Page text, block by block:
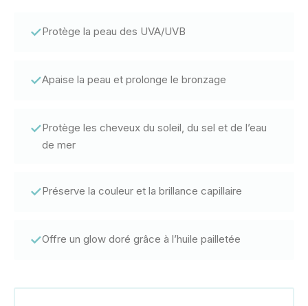
✓Protège la peau des UVA/UVB
✓Apaise la peau et prolonge le bronzage
✓Protège les cheveux du soleil, du sel et de l’eau
de mer
✓Préserve la couleur et la brillance capillaire
✓Offre un glow doré grâce à l’huile pailletée